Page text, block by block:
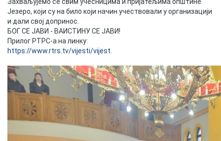
Језеро, који су на било који начин учествовали у организацији
и дали свој допринос.
БОГ СЕ ЈАВИ - ВАИСТИНУ СЕ ЈАВИ!
Прилог РТРС-а на линку:
https://www.rtrs.tv/vijesti/vijest.